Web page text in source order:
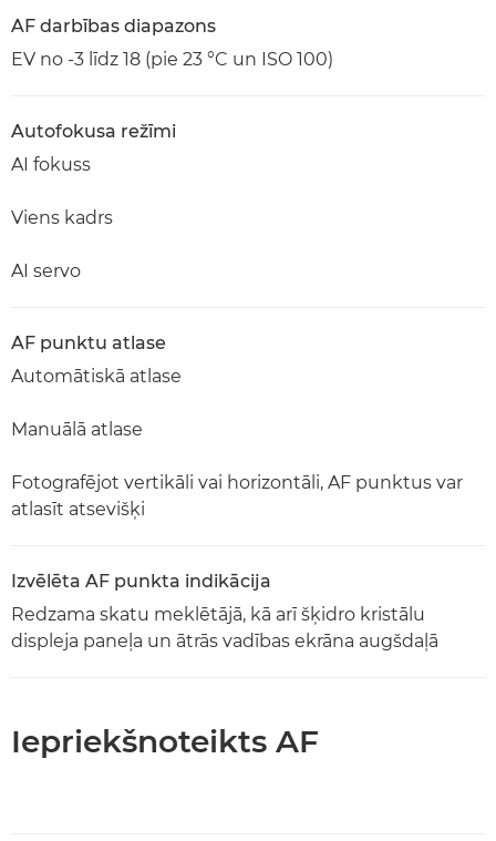
AF darbības diapazons
EV no -3 līdz 18 (pie 23 °C un ISO 100)
Autofokusa režīmi
AI fokuss
Viens kadrs
AI servo
AF punktu atlase
Automātiskā atlase
Manuālā atlase
Fotografējot vertikāli vai horizontāli, AF punktus var
atlasīt atsevišķi
Izvēlēta AF punkta indikācija
Redzama skatu meklētājā, kā arī šķidro kristālu
displeja paneļa un ātrās vadības ekrāna augšdaļā
Iepriekšnoteikts AF